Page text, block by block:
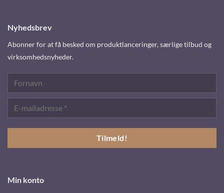
Min konto
Nyhedsbrev
Abonner for at få besked om produktlanceringer, særlige tilbud og
virksomhedsnyheder.